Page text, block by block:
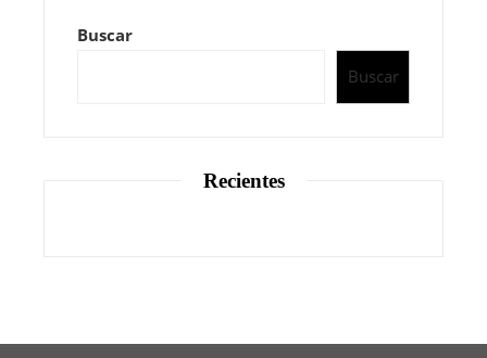
Buscar
Buscar
Recientes